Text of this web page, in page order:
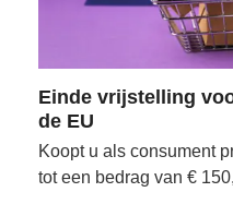
Einde vrijstelling
de EU
Koopt u als consument
tot een bedrag van €